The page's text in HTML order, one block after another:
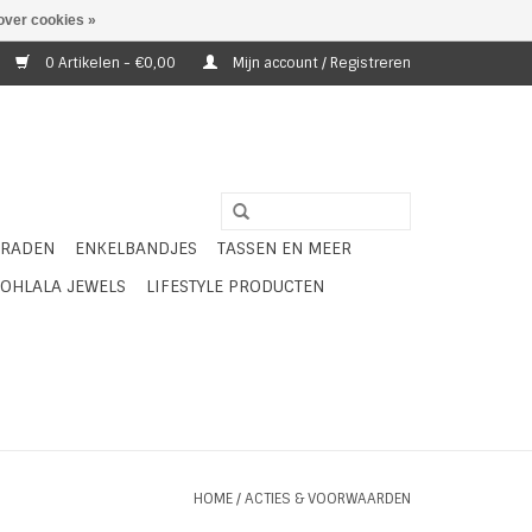
0 Artikelen - €0,00 Mijn account / Registreren
ENKELBANDJES
TASSEN EN MEER
OHLALA JEWELS
LIFESTYLE PRODUCTEN
HOME/ACTIES & VOORWAARDEN
cookies »